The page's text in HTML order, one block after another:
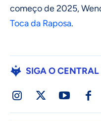
começo de 2025,
Toca da Raposa.
SIGA O